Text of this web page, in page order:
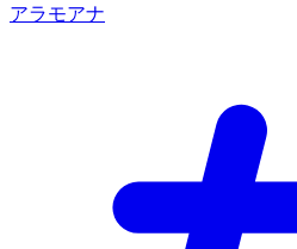
アラモアナ